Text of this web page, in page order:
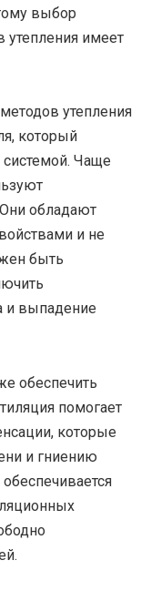
выбор
утепления имеет
утепления
который
Чаще
обладают
и не
быть
и выпадение
обеспечить
помогает
которые
и гниению